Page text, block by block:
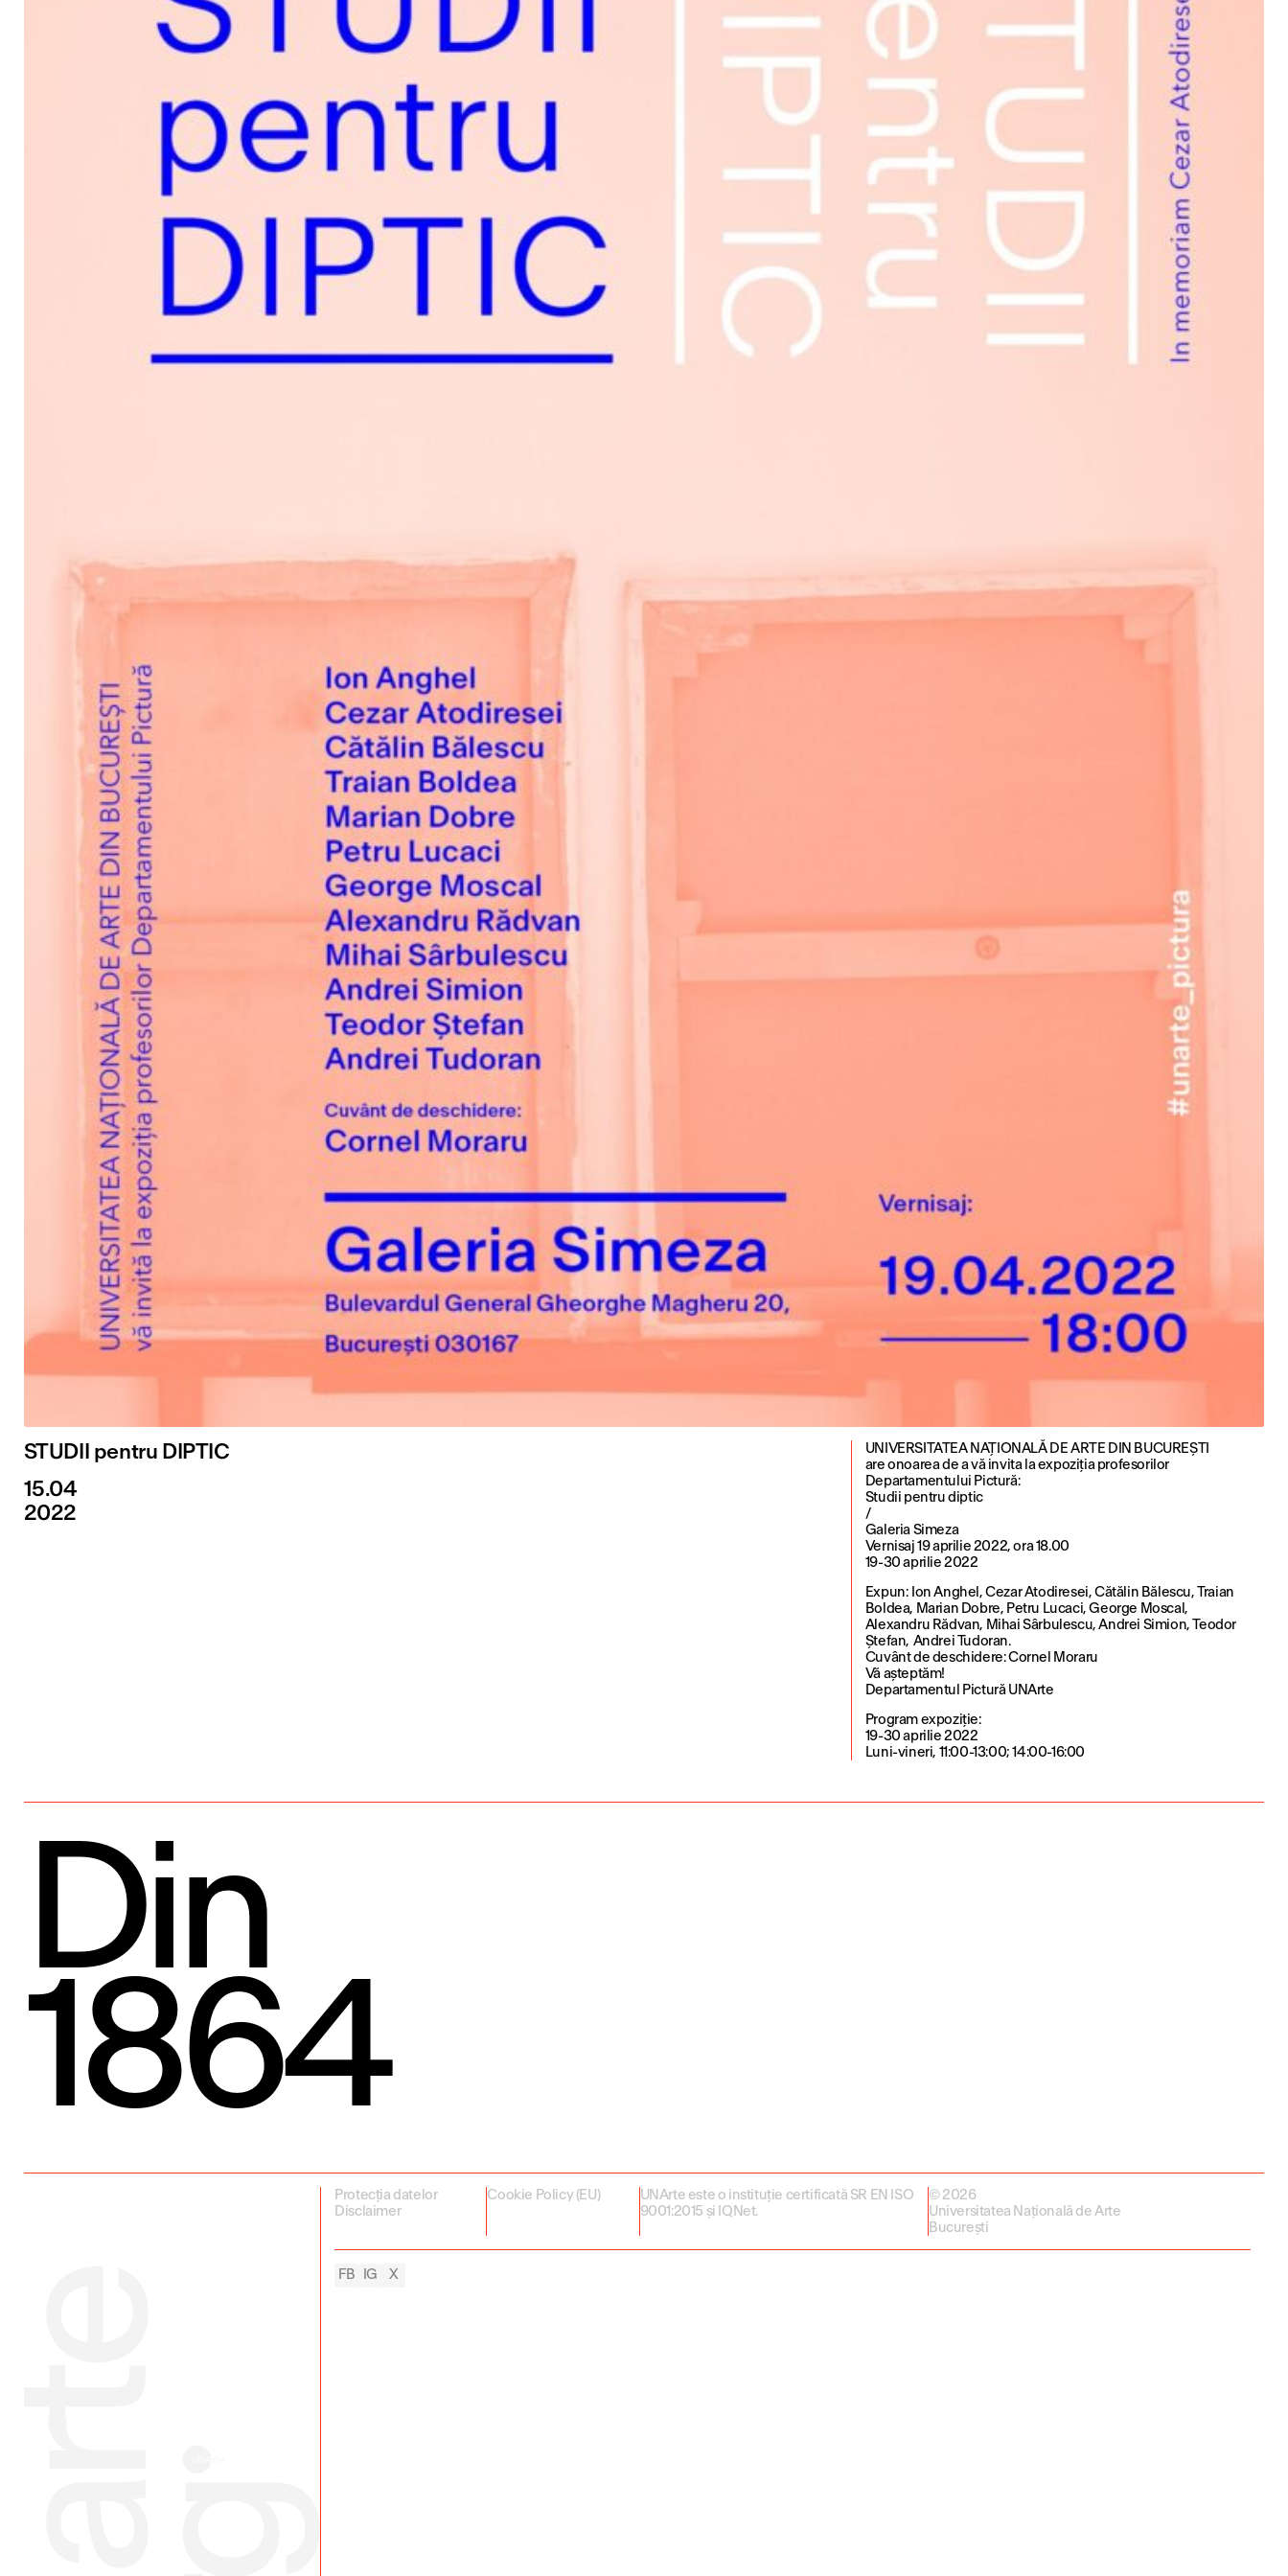
STUDII pentru DIPTIC
15.04
2022
UNIVERSITATEA NAȚIONALĂ DE ARTE DIN BUCUREȘTI
are onoarea de a vă invita la expoziția profesorilor
Departamentului Pictură:
Studii pentru diptic
/
Galeria Simeza
Vernisaj 19 aprilie 2022, ora 18.00
19-30 aprilie 2022
Expun: Ion Anghel, Cezar Atodiresei, Cătălin Bălescu, Traian
Boldea, Marian Dobre, Petru Lucaci, George Moscal,
Alexandru Rădvan, Mihai Sârbulescu, Andrei Simion, Teodor
Ștefan, Andrei Tudoran.
Cuvânt de deschidere: Cornel Moraru
Vă așteptăm!
Departamentul Pictură UNArte
Program expoziție:
19-30 aprilie 2022
Luni-vineri, 11:00-13:00; 14:00-16:00
Din
1864
Protecția datelor
Disclaimer
Cookie Policy (EU)
UNArte este o instituție certificată SR EN ISO
9001:2015 și IQNet.
© 2026
Universitatea Națională de Arte
București
FB IG X